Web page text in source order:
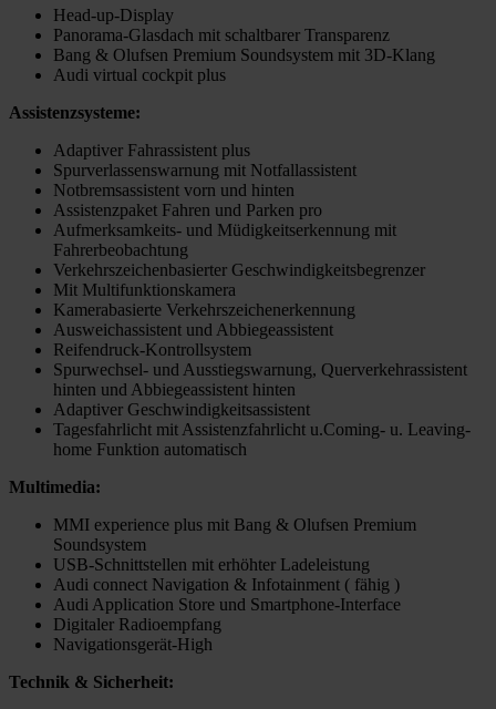
Head-up-Display
Panorama-Glasdach mit schaltbarer Transparenz
Bang & Olufsen Premium Soundsystem mit 3D-Klang
Audi virtual cockpit plus
Assistenzsysteme:
Adaptiver Fahrassistent plus
Spurverlassenswarnung mit Notfallassistent
Notbremsassistent vorn und hinten
Assistenzpaket Fahren und Parken pro
Aufmerksamkeits- und Müdigkeitserkennung mit
Fahrerbeobachtung
Verkehrszeichenbasierter Geschwindigkeitsbegrenzer
Mit Multifunktionskamera
Kamerabasierte Verkehrszeichenerkennung
Ausweichassistent und Abbiegeassistent
Reifendruck-Kontrollsystem
Spurwechsel- und Ausstiegswarnung, Querverkehrassistent
hinten und Abbiegeassistent hinten
Adaptiver Geschwindigkeitsassistent
Tagesfahrlicht mit Assistenzfahrlicht u.Coming- u. Leaving-
home Funktion automatisch
Multimedia:
MMI experience plus mit Bang & Olufsen Premium
Soundsystem
USB-Schnittstellen mit erhöhter Ladeleistung
Audi connect Navigation & Infotainment ( fähig )
Audi Application Store und Smartphone-Interface
Digitaler Radioempfang
Navigationsgerät-High
Technik & Sicherheit: